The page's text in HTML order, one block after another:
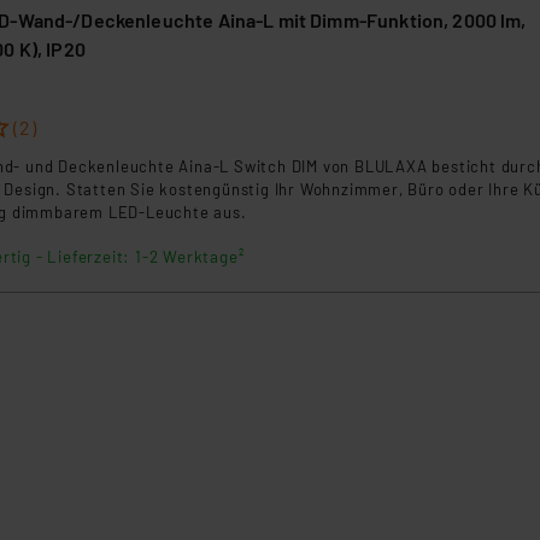
personenbezogene Daten in den USA. Ihre Einwilligung zur
ggf. auch die Verarbeitung Ihrer Daten in den USA gemäß
und zu der jeweiligen Datenübermittlung erhalten Sie
eingestuft wird. So besteht etwa das Risiko, dass US-
verarbeiten, ohne dass hiergegen Klagemöglichkeiten
Dienstleistern stützt sich auf die
Beurteilung der mit der Datenübermittlung, insbesondere
Wand-/Deckenleuchte Aina-L mit Dimm-Funktion, 2000 lm,
K), IP20
(2)
und Deckenleuchte Aina-L Switch DIM von BLULAXA besticht
Statten Sie kostengünstig Ihr Wohnzimmer, Büro oder Ihre
LED-Leuchte aus.
- Lieferzeit: 1-2 Werktage²